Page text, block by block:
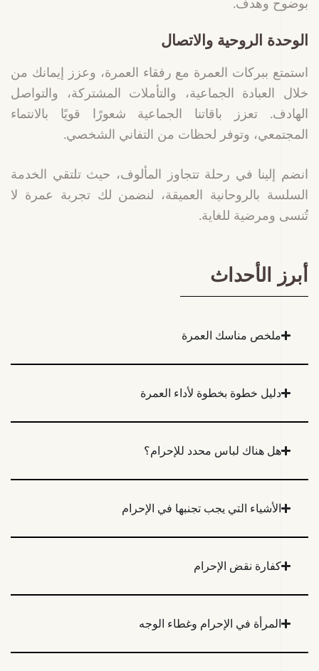
الوحدة الروحية والاتصال
استمتع ببركات العمرة مع رفقاء العمرة، وعزز إيمانك من
خلال العبادة الجماعية، والتأملات المشتركة، والتواصل
الهادف. تعزز باقاتنا الجماعية شعورًا قويًا بالانتماء
المجتمعي، وتوفر لحظات من التفاني الشخصي.
انضم إلينا في رحلة تتجاوز المألوف، حيث تلتقي الخدمة
السلسة بالروحانية العميقة، لنضمن لك تجربة عمرة لا
تُنسى ومرضية للغاية.
أبرز الأحداث
ملخص مناسك العمرة
دليل خطوة بخطوة لأداء العمرة
هل هناك لباس محدد للإحرام؟
الأشياء التي يجب تجنبها في الإحرام
كفارة نقض الإحرام
المرأة في الإحرام وغطاء الوجه